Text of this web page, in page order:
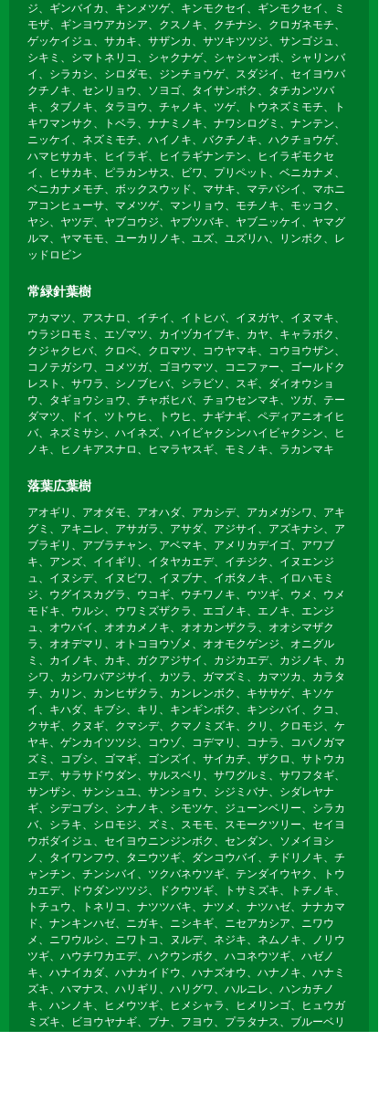
ジ、ギンバイカ、キンメツゲ、キンモクセイ、ギンモクセイ、ミ
モザ、ギンヨウアカシア、クスノキ、クチナシ、クロガネモチ、
ゲッケイジュ、サカキ、サザンカ、サツキツツジ、サンゴジュ、
シキミ、シマトネリコ、シャクナゲ、シャシャンポ、シャリンバ
イ、シラカシ、シロダモ、ジンチョウゲ、スダジイ、セイヨウバ
クチノキ、センリョウ、ソヨゴ、タイサンボク、タチカンツバ
キ、タブノキ、タラヨウ、チャノキ、ツゲ、トウネズミモチ、ト
キワマンサク、トベラ、ナナミノキ、ナワシログミ、ナンテン、
ニッケイ、ネズミモチ、ハイノキ、バクチノキ、ハクチョウゲ、
ハマヒサカキ、ヒイラギ、ヒイラギナンテン、ヒイラギモクセ
イ、ヒサカキ、ピラカンサス、ビワ、プリペット、ベニカナメ、
ベニカナメモチ、ボックスウッド、マサキ、マテバシイ、マホニ
アコンヒューサ、マメツゲ、マンリョウ、モチノキ、モッコク、
ヤシ、ヤツデ、ヤブコウジ、ヤブツバキ、ヤブニッケイ、ヤマグ
ルマ、ヤマモモ、ユーカリノキ、ユズ、ユズリハ、リンボク、レ
ッドロビン
常緑針葉樹
アカマツ、アスナロ、イチイ、イトヒバ、イヌガヤ、イヌマキ、
ウラジロモミ、エゾマツ、カイヅカイブキ、カヤ、キャラボク、
クジャクヒバ、クロベ、クロマツ、コウヤマキ、コウヨウザン、
コノテガシワ、コメツガ、ゴヨウマツ、コニファー、ゴールドク
レスト、サワラ、シノブヒバ、シラビソ、スギ、ダイオウショ
ウ、タギョウショウ、チャボヒバ、チョウセンマキ、ツガ、テー
ダマツ、ドイ、ツトウヒ、トウヒ、ナギナギ、ペディアニオイヒ
バ、ネズミサシ、ハイネズ、ハイビャクシンハイビャクシン、ヒ
ノキ、ヒノキアスナロ、ヒマラヤスギ、モミノキ、ラカンマキ
落葉広葉樹
アオギリ、アオダモ、アオハダ、アカシデ、アカメガシワ、アキ
グミ、アキニレ、アサガラ、アサダ、アジサイ、アズキナシ、ア
ブラギリ、アブラチャン、アベマキ、アメリカデイゴ、アワブ
キ、アンズ、イイギリ、イタヤカエデ、イチジク、イヌエンジ
ュ、イヌシデ、イヌビワ、イヌブナ、イボタノキ、イロハモミ
ジ、ウグイスカグラ、ウコギ、ウチワノキ、ウツギ、ウメ、ウメ
モドキ、ウルシ、ウワミズザクラ、エゴノキ、エノキ、エンジ
ュ、オウバイ、オオカメノキ、オオカンザクラ、オオシマザク
ラ、オオデマリ、オトコヨウゾメ、オオモクゲンジ、オニグル
ミ、カイノキ、カキ、ガクアジサイ、カジカエデ、カジノキ、カ
シワ、カシワバアジサイ、カツラ、ガマズミ、カマツカ、カラタ
チ、カリン、カンヒザクラ、カンレンボク、キササゲ、キソケ
イ、キハダ、キブシ、キリ、キンギンボク、キンシバイ、クコ、
クサギ、クヌギ、クマシデ、クマノミズキ、クリ、クロモジ、ケ
ヤキ、ゲンカイツツジ、コウゾ、コデマリ、コナラ、コバノガマ
ズミ、コブシ、ゴマギ、ゴンズイ、サイカチ、ザクロ、サトウカ
エデ、サラサドウダン、サルスベリ、サワグルミ、サワフタギ、
サンザシ、サンシュユ、サンショウ、シジミバナ、シダレヤナ
ギ、シデコブシ、シナノキ、シモツケ、ジューンベリー、シラカ
バ、シラキ、シロモジ、ズミ、スモモ、スモークツリー、セイヨ
ウボダイジュ、セイヨウニンジンボク、センダン、ソメイヨシ
ノ、タイワンフウ、タニウツギ、ダンコウバイ、チドリノキ、チ
ャンチン、チンシバイ、ツクバネウツギ、テンダイウヤク、トウ
カエデ、ドウダンツツジ、ドクウツギ、トサミズキ、トチノキ、
トチュウ、トネリコ、ナツツバキ、ナツメ、ナツハゼ、ナナカマ
ド、ナンキンハゼ、ニガキ、ニシキギ、ニセアカシア、ニワウ
メ、ニワウルシ、ニワトコ、ヌルデ、ネジキ、ネムノキ、ノリウ
ツギ、ハウチワカエデ、ハクウンボク、ハコネウツギ、ハゼノ
キ、ハナイカダ、ハナカイドウ、ハナズオウ、ハナノキ、ハナミ
ズキ、ハマナス、ハリギリ、ハリグワ、ハルニレ、ハンカチノ
キ、ハンノキ、ヒメウツギ、ヒメシャラ、ヒメリンゴ、ヒュウガ
ミズキ、ビヨウヤナギ、ブナ、フヨウ、プラタナス、ブルーベリ